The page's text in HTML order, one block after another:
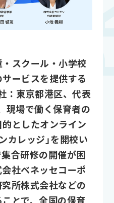
スクール・小学校
ービスを提供する
：東京都港区、代表
現場で働く保育者の
としたオンライン
カレッジ」を開校い
合研修の開催が困
社ベネッセコーポ
所株式会社などの
とで、全国の保育